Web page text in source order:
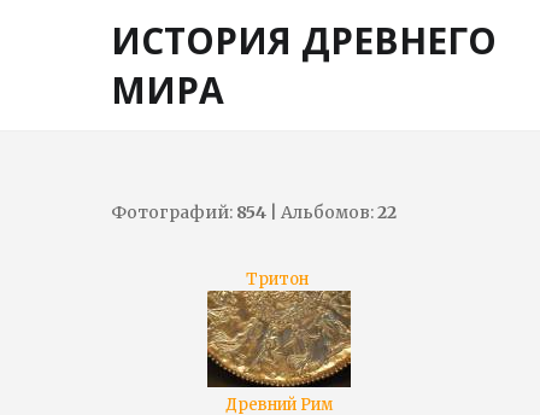
ИСТОРИЯ ДРЕВНЕГО
МИРА
Фотографий: 854 | Альбомов:22
Тритон
Древний Рим